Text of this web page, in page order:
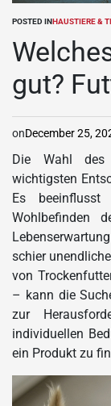
POSTED INHAUSTIERE &
gut?
onDecember 25,
Die Wahl
wichtigsten
Es
Wohlbefinden
schier
von
– kann die
zur
individuellen
ein Produkt zu